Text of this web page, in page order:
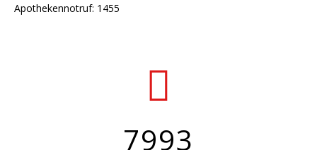
Apothekennotruf: 1455
7993